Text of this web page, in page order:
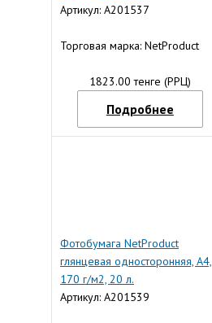
Артикул: A201537
Торговая марка: NetProduct
1823.00 тенге (РРЦ)
Подробнее
Фотобумага NetProduct
глянцевая односторонняя, A4,
170 г/м2, 20 л.
Артикул: A201539